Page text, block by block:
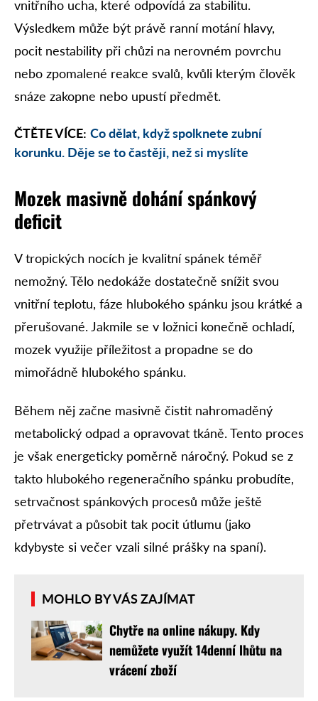
vnitřního ucha, které odpovídá za stabilitu.
Výsledkem může být právě ranní motání hlavy,
pocit nestability při chůzi na nerovném povrchu
nebo zpomalené reakce svalů, kvůli kterým člověk
snáze zakopne nebo upustí předmět.
ČTĚTE VÍCE: Co dělat, když spolknete zubní
korunku. Děje se to častěji, než si myslíte
Mozek masivně dohání spánkový
deficit
V tropických nocích je kvalitní spánek téměř
nemožný. Tělo nedokáže dostatečně snížit svou
vnitřní teplotu, fáze hlubokého spánku jsou krátké a
přerušované. Jakmile se v ložnici konečně ochladí,
mozek využije příležitost a propadne se do
mimořádně hlubokého spánku.
Během něj začne masivně čistit nahromaděný
metabolický odpad a opravovat tkáně. Tento proces
je však energeticky poměrně náročný. Pokud se z
takto hlubokého regeneračního spánku probudíte,
setrvačnost spánkových procesů může ještě
přetrvávat a působit tak pocit útlumu (jako
kdybyste si večer vzali silné prášky na spaní).
MOHLO BY VÁS ZAJÍMAT
Chytře na online nákupy. Kdy
nemůžete využít 14denní lhůtu na
vrácení zboží